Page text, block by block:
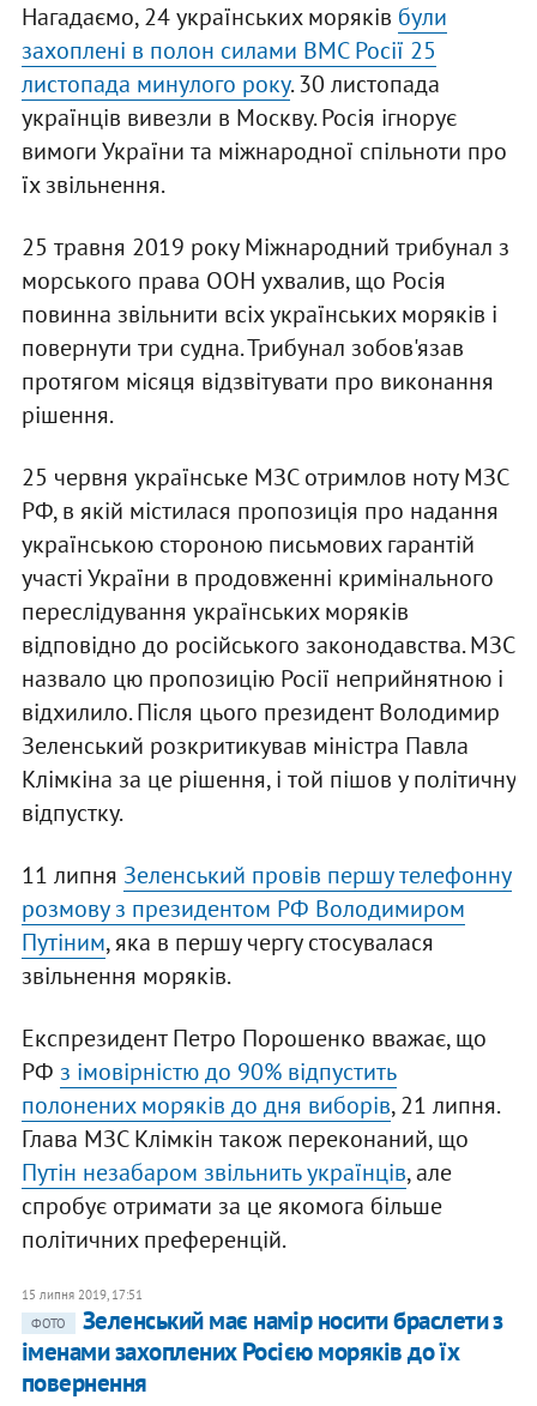
Нагадаємо, 24 українських моряків були
захоплені в полон силами ВМС Росії 25
листопада минулого року. 30 листопада
українців вивезли в Москву. Росія ігнорує
вимоги України та міжнародної спільноти про
їх звільнення.
25 травня 2019 року Міжнародний трибунал з
морського права ООН ухвалив, що Росія
повинна звільнити всіх українських моряків і
повернути три судна. Трибунал зобов'язав
протягом місяця відзвітувати про виконання
рішення.
25 червня українське МЗС отримлов ноту МЗС
РФ, в якій містилася пропозиція про надання
українською стороною письмових гарантій
участі України в продовженні кримінального
переслідування українських моряків
відповідно до російського законодавства. МЗС
назвало цю пропозицію Росії неприйнятною і
відхилило. Після цього президент Володимир
Зеленський розкритикував міністра Павла
Клімкіна за це рішення, і той пішов у політичну
відпустку.
11 липня Зеленський провів першу телефонну
розмову з президентом РФ Володимиром
Путіним, яка в першу чергу стосувалася
звільнення моряків.
Експрезидент Петро Порошенко вважає, що
РФ з імовірністю до 90% відпустить
полонених моряків до дня виборів, 21 липня.
Глава МЗС Клімкін також переконаний, що
Путін незабаром звільнить українців, але
спробує отримати за це якомога більше
політичних преференцій.
15 липня 2019, 17:51
ФОТО
Зеленський має намір носити браслети з
іменами захоплених Росією моряків до їх
повернення